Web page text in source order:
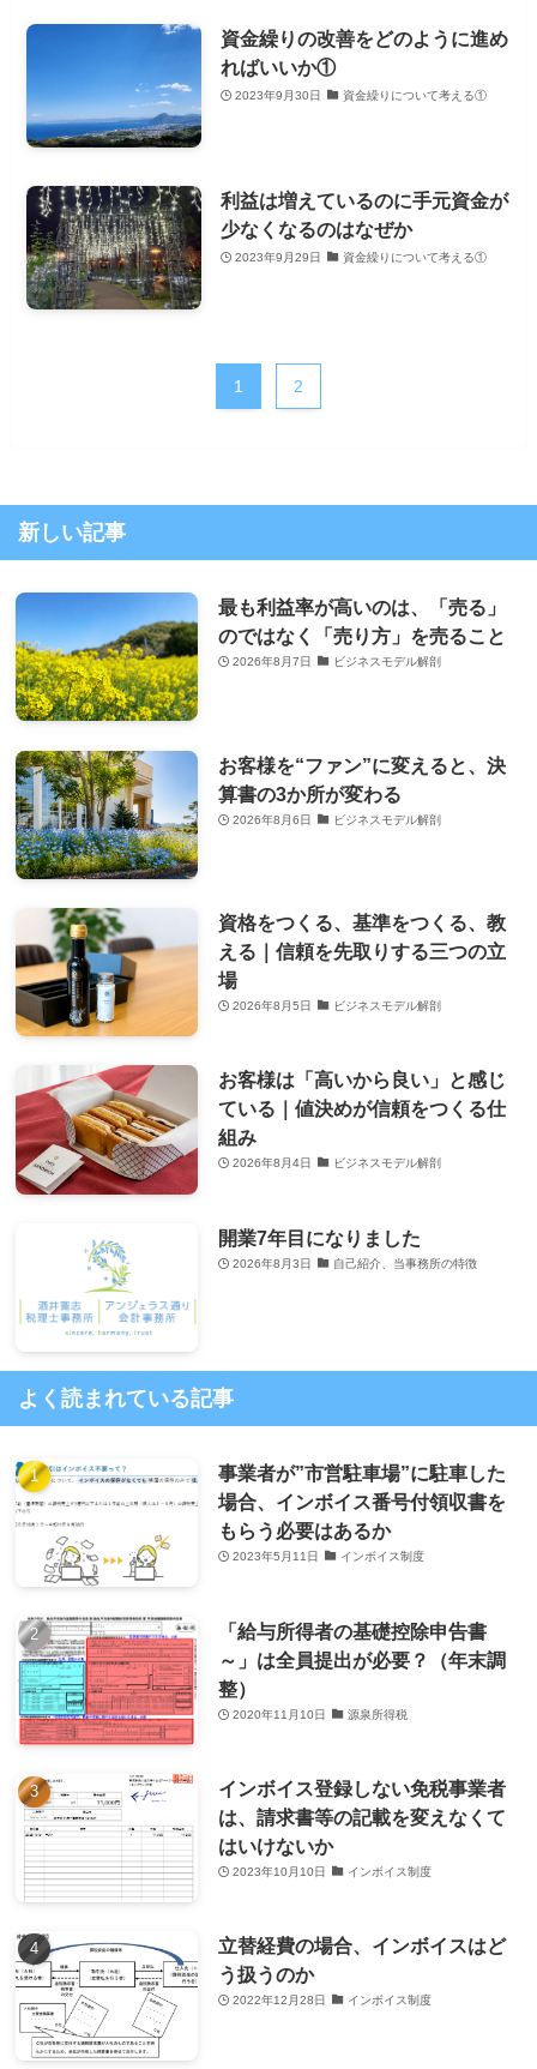
資金繰りの改善をどのように進め
ればいいか①
2023年9月30日 資金繰りについて考える①
利益は増えているのに手元資金が
少なくなるのはなぜか
2023年9月29日 資金繰りについて考える①
1 2
新しい記事
最も利益率が高いのは、「売る」
のではなく「売り方」を売ること
2026年8月7日 ビジネスモデル解剖
お客様を“ファン”に変えると、決
算書の3か所が変わる
2026年8月6日 ビジネスモデル解剖
資格をつくる、基準をつくる、教
える｜信頼を先取りする三つの立
場
2026年8月5日 ビジネスモデル解剖
お客様は「高いから良い」と感じ
ている｜値決めが信頼をつくる仕
組み
2026年8月4日 ビジネスモデル解剖
開業7年目になりました
2026年8月3日 自己紹介、当事務所の特徴
よく読まれている記事
事業者が”市営駐車場”に駐車した
場合、インボイス番号付領収書を
もらう必要はあるか
2023年5月11日 インボイス制度
「給与所得者の基礎控除申告書
～」は全員提出が必要？（年末調
整）
2020年11月10日 源泉所得税
インボイス登録しない免税事業者
は、請求書等の記載を変えなくて
はいけないか
2023年10月10日 インボイス制度
立替経費の場合、インボイスはど
う扱うのか
2022年12月28日 インボイス制度